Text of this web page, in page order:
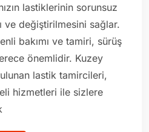
lastiklerinin sorunsuz
ve değiştirilmesini sağlar.
bakımı ve tamiri, sürüş
önemlidir. Kuzey
lastik tamircileri,
hizmetleri ile sizlere